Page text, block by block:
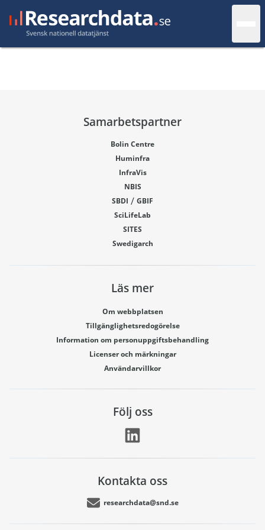
Samarbetspartner
Bolin Centre
Huminfra
InfraVis
NBIS
SBDI / GBIF
SciLifeLab
SITES
Swedigarch
Läs mer
Om webbplatsen
Tillgänglighetsredogörelse
Information om personuppgiftsbehandling
Licenser och märkningar
Användarvillkor
Följ oss
Kontakta oss
researchdata@snd.se